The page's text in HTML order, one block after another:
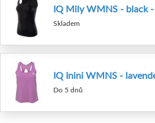
IQ Mily WMNS - black -
Skladem
IQ Inini WMNS -
Do 5 dnů